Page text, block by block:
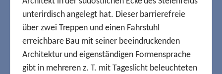
unterirdisch angelegt hat. Dieser barrierefreie
über zwei Treppen und einen Fahrstuhl
erreichbare Bau mit seiner beeindruckenden
Architektur und eigenständigen Formensprache
gibt in mehreren z. T. mit Tageslicht beleuchteten